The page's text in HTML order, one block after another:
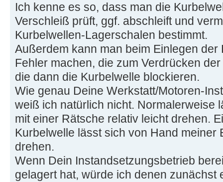
Ich kenne es so, dass man die
Verschleiß prüft, ggf. abschleift und
Kurbelwellen-Lagerschalen bestimmt.
Außerdem kann man beim Einlegen
Fehler machen, die zum Verdrücken
die dann die Kurbelwelle blockieren.
Wie genau Deine Werkstatt/Motoren-
weiß ich natürlich nicht. Normalerweise
mit einer Rätsche relativ leicht drehen.
Kurbelwelle lässt sich von Hand meiner
drehen.
Wenn Dein Instandsetzungsbetrieb
gelagert hat, würde ich denen zunächst